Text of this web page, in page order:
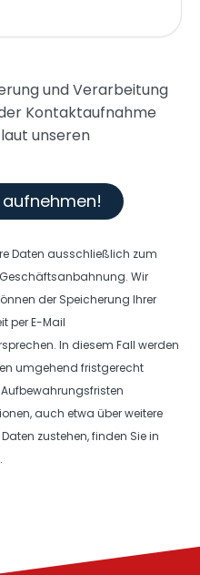
und Verarbeitung
Kontaktaufnahme
unseren
Daten ausschließlich zum
Wir
der Speicherung Ihrer
per E-Mail
In diesem Fall werden
umgehend fristgerecht
auch etwa über weitere
zustehen, finden Sie in
.